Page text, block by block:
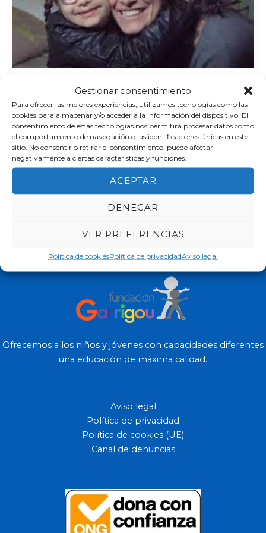
Gestionar consentimiento
Para ofrecer las mejores experiencias, utilizamos tecnologías como las
cookies para almacenar y/o acceder a la información del dispositivo. El
consentimiento de estas tecnologías nos permitirá procesar datos como
el comportamiento de navegación o las identificaciones únicas en este
sitio. No consentir o retirar el consentimiento, puede afectar
negativamente a ciertas características y funciones.
ACEPTAR
DENEGAR
VER PREFERENCIAS
Política de cookiesPolítica de privacidadAviso legal
Fomentar la participación de las
personas con Discapacidad en la última
sesión de Formación para Voluntarios
de la Fundación Garrigou
noviembre 24, 2025
Acompañar en lugar de ayudar, animar en lugar
de hacer. La última sesión de la Formación a
Ofrecemos a los niños y jóvenes con capacidades diferentes
una educación de máxima calidad.
Aviso legal
Política de privacidad
Política de cookies (UE)
Canal de denuncias